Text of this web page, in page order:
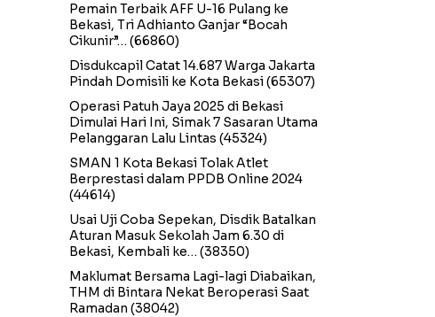
Pemain Terbaik AFF U-16 Pulang ke
Bekasi, Tri Adhianto Ganjar “Bocah
Cikunir”… (66860)
Disdukcapil Catat 14.687 Warga Jakarta
Pindah Domisili ke Kota Bekasi(65307)
Operasi Patuh Jaya 2025 di Bekasi
Dimulai Hari Ini, Simak 7 Sasaran Utama
Pelanggaran Lalu Lintas (45324)
SMAN 1 Kota Bekasi Tolak Atlet
Berprestasi dalam PPDB Online 2024
(44614)
Usai Uji Coba Sepekan, Disdik Batalkan
Aturan Masuk Sekolah Jam 6.30 di
Bekasi, Kembali ke… (38350)
Maklumat Bersama Lagi-lagi Diabaikan,
THM di Bintara Nekat Beroperasi Saat
Ramadan (38042)